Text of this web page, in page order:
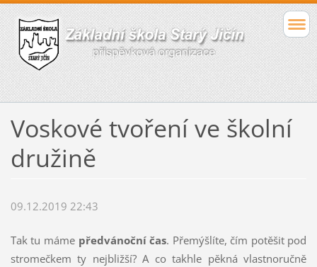
Voskové tvoření ve školní
družině
09.12.2019 22:43
Tak tu máme předvánoční čas. Přemýšlíte, čím potěšit pod
stromečkem ty nejbližší? A co takhle pěkná vlastnoručně